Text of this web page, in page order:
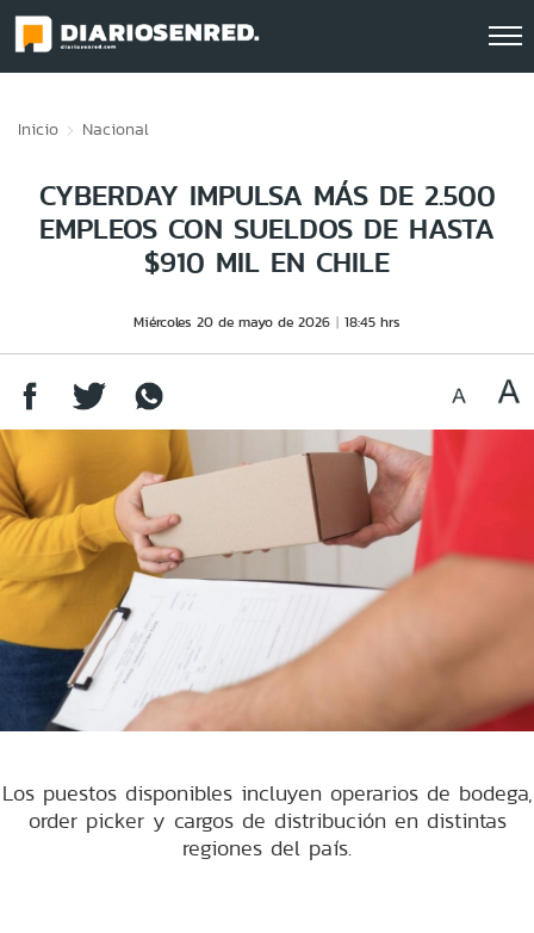
Inicio Nacional
CYBERDAY IMPULSA MÁS DE 2.500
EMPLEOS CON SUELDOS DE HASTA
$910 MIL EN CHILE
Miércoles 20 de mayo de 2026 18:45 hrs
Los puestos disponibles incluyen operarios de bodega,
order picker y cargos de distribución en distintas
regiones del país.